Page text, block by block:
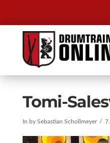
Tomi-
In by Sebastian Schollmeyer